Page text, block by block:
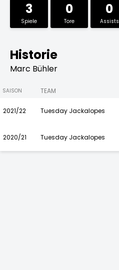
3
Spiele
0
Tore
0
Assists
Historie
Marc Bühler
SAISON TEAM
2021/22 Tuesday Jackalopes
2020/21 Tuesday Jackalopes